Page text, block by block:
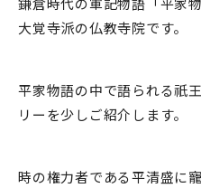
大覚寺派の仏教寺院です。
平家物語の中で語られる祇
リーを少しご紹介します。
時の権力者である平清盛に